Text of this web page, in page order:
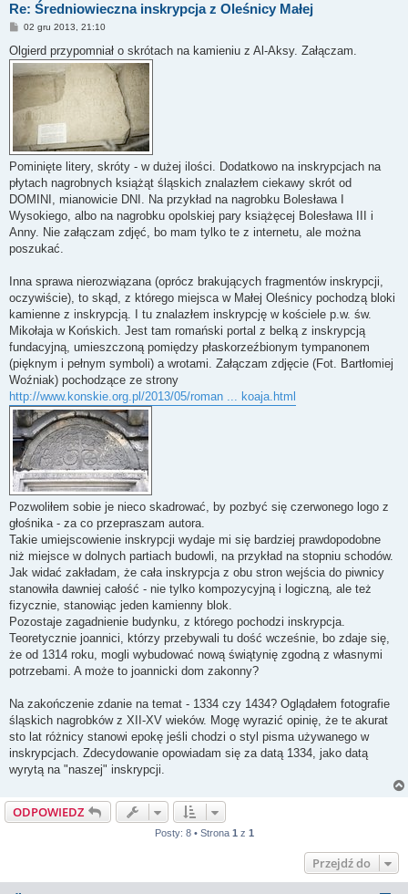
Re: Średniowieczna inskrypcja z Oleśnicy Małej
P
s
t
02 gru 2013, 21:10
Olgierd przypomniał o skrótach na kamieniu z Al-Aksy. Załączam.
Pominięte litery, skróty - w dużej ilości. Dodatkowo na inskrypcjach na
płytach nagrobnych książąt śląskich znalazłem ciekawy skrót od
DOMINI, mianowicie DNI. Na przykład na nagrobku Bolesława I
Wysokiego, albo na nagrobku opolskiej pary książęcej Bolesława III i
Anny. Nie załączam zdjęć, bo mam tylko te z internetu, ale można
poszukać.
Inna sprawa nierozwiązana (oprócz brakujących fragmentów inskrypcji,
oczywiście), to skąd, z którego miejsca w Małej Oleśnicy pochodzą bloki
kamienne z inskrypcją. I tu znalazłem inskrypcję w kościele p.w. św.
Mikołaja w Końskich. Jest tam romański portal z belką z inskrypcją
fundacyjną, umieszczoną pomiędzy płaskorzeźbionym tympanonem
(pięknym i pełnym symboli) a wrotami. Załączam zdjęcie (Fot. Bartłomiej
Woźniak) pochodzące ze strony
http://www.konskie.org.pl/2013/05/roman ... koaja.html
Pozwoliłem sobie je nieco skadrować, by pozbyć się czerwonego logo z
głośnika - za co przepraszam autora.
Takie umiejscowienie inskrypcji wydaje mi się bardziej prawdopodobne
niż miejsce w dolnych partiach budowli, na przykład na stopniu schodów.
Jak widać zakładam, że cała inskrypcja z obu stron wejścia do piwnicy
stanowiła dawniej całość - nie tylko kompozycyjną i logiczną, ale też
fizycznie, stanowiąc jeden kamienny blok.
Pozostaje zagadnienie budynku, z którego pochodzi inskrypcja.
Teoretycznie joannici, którzy przebywali tu dość wcześnie, bo zdaje się,
że od 1314 roku, mogli wybudować nową świątynię zgodną z własnymi
potrzebami. A może to joannicki dom zakonny?
Na zakończenie zdanie na temat - 1334 czy 1434? Oglądałem fotografie
śląskich nagrobków z XII-XV wieków. Mogę wyrazić opinię, że te akurat
sto lat różnicy stanowi epokę jeśli chodzi o styl pisma używanego w
inskrypcjach. Zdecydowanie opowiadam się za datą 1334, jako datą
wyrytą na "naszej" inskrypcji.
ODPOWIEDZ
Posty: 8 • Strona 1 z 1
Przejdź do